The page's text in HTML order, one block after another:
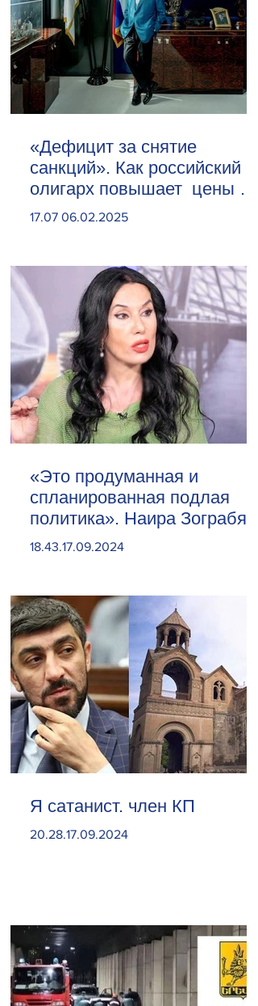
«Дефицит за снятие
санкций». Как российский
олигарх повышает цены на
сливочное масло
17.07 06.02.2025
«Это продуманная и
спланированная подлая
политика». Наира Зограбян
18.43.17.09.2024
Я сатанист. член КП
20.28.17.09.2024